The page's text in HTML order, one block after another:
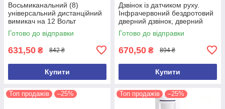
Восьмиканальний (8)
універсальний дистанційний
вимикач на 12 Вольт
Готово до відправки
631,50 ₴ 842 ₴
Купити
Дзвінок із датчиком руху.
Інфрачервоний бездротовий
дверний дзвінок, дверний
дзвіночок (2 сирени)
Готово до відправки
670,50 ₴ 894 ₴
Купити
Топ продажів –25% Топ продажів –25%